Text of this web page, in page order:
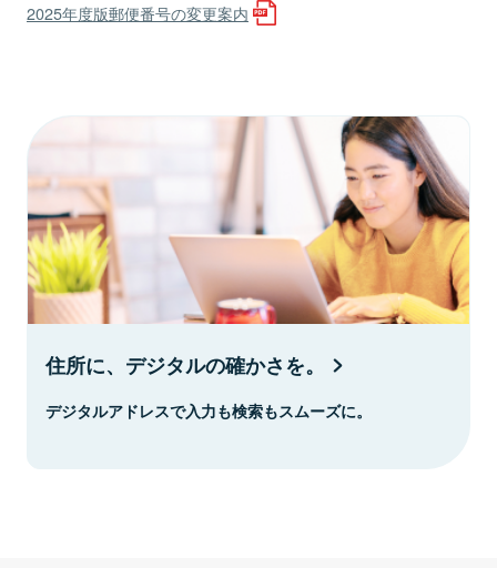
2025年度版郵便番号の変更案内
住所に、デジタルの確かさを。
デジタルアドレスで入力も検索もスムーズに。